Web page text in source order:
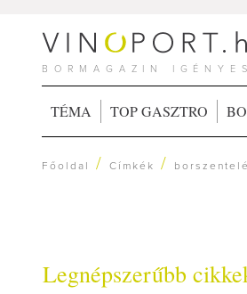
BORMAGAZIN
TÉMA TOP GASZTRO
Főoldal /Címkék /
Legnépszerűbb